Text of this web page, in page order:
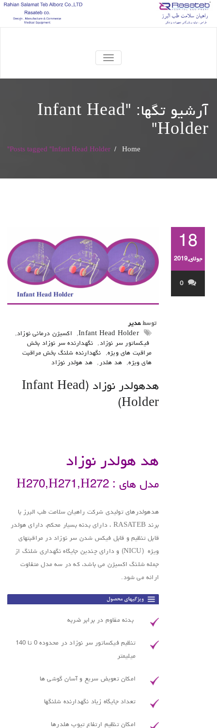
TOGGLE
NAVIGATION
آرشیو تگها: "Infant Head
Holder
"
Home
/
Posts tagged "Infant Head Holder"
18
جولای,2019
0
توسط مدیر
Infant Head Holder
, اکسیژن درمانی نوزاد,
فیکساتور سر نوزاد,
نگهدارنده سر نوزاد بخش
مراقبت های ویژه,
نگهدارنده شلنگ بخش مراقبت
های ویژه, هد هلدر , هد هولدر نوزاد
هدهولدر نوزاد (Infant Head
Holder)
هد هولدر نوزاد
مدل های : H270,H271,H272
هدهولدرهای تولیدی شرکت راهیان سلامت طب البرز با
برند RASATEB ، دارای بدنه بسیار محکم، دارای هولدر
قابل تنظیم و قابل فیکس شدن سر نوزاد در مراقبتهای
ویژه (NICU) و دارای چندین جایگاه نگهداری شلنگ از
جمله شلنگ اکسیژن می باشد، که در سه مدل متفاوت
ارائه می شود.
بدنه مقاوم در برابر ضربه
تنظیم فیکساتور سر نوزاد در محدوده 0 تا 140
میلیمتر
امکان تعویض سریع و آسان گوشی ها
تعداد جایگاه زیاد نگهدارنده شلنگها
امکان تنظیم ارتفاع تیوب هلدرها